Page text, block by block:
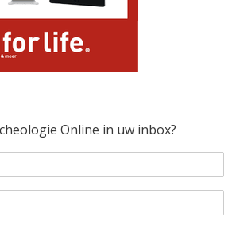
Online in uw inbox?